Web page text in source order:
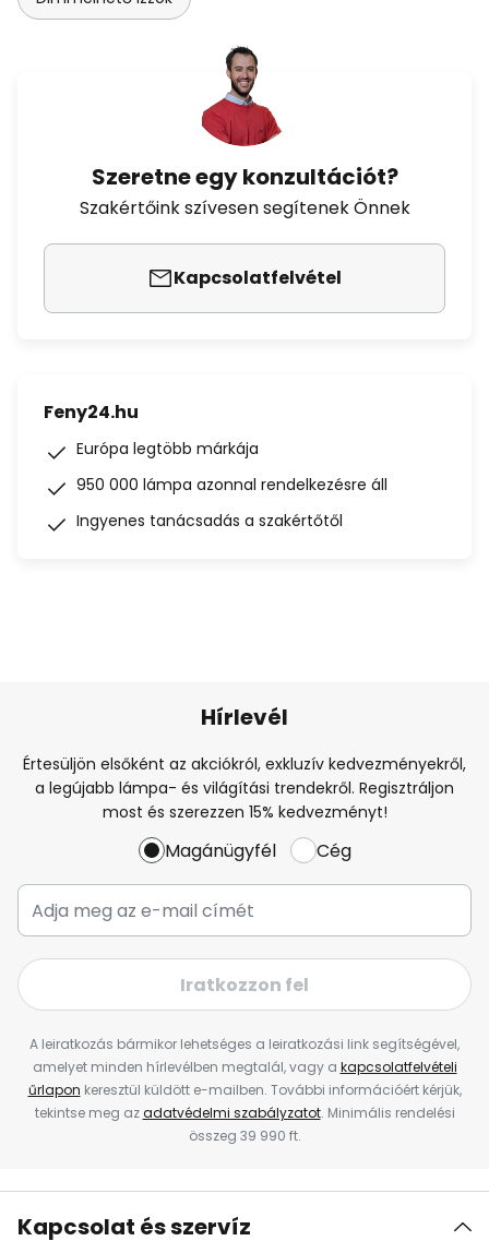
Szeretne egy konzultációt?
Szakértőink szívesen segítenek Önnek
Kapcsolatfelvétel
Feny24.hu
Európa legtöbb márkája
950 000 lámpa azonnal rendelkezésre áll
Ingyenes tanácsadás a szakértőtől
Hírlevél
Értesüljön elsőként az akciókról, exkluzív kedvezményekről,
a legújabb lámpa- és világítási trendekről. Regisztráljon
most és szerezzen 15% kedvezményt!
Magánügyfél Cég
Iratkozzon fel
A leiratkozás bármikor lehetséges a leiratkozási link segítségével,
amelyet minden hírlevélben megtalál, vagy a kapcsolatfelvételi
űrlapon keresztül küldött e-mailben. További információért kérjük,
tekintse meg azadatvédelmi szabályzatot. Minimális rendelési
összeg 39 990 ft.
Kapcsolat és szervíz